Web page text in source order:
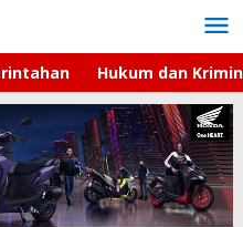
Hukum dan